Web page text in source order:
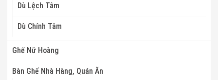
Dù Lệch Tâm
Dù Chính Tâm
Ghế Nữ Hoàng
Bàn Ghế Nhà Hàng, Quán Ăn